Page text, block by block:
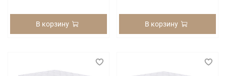
В корзину В корзину